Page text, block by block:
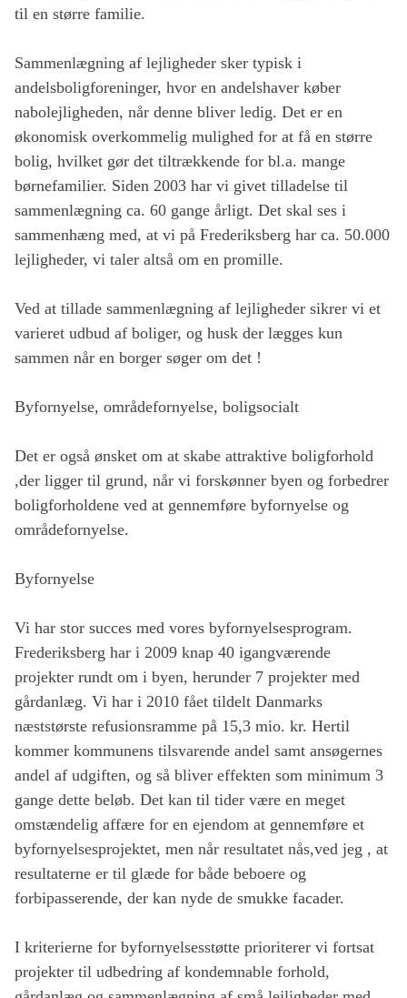
til en større familie.
Sammenlægning af lejligheder sker typisk i
andelsboligforeninger, hvor en andelshaver køber
nabolejligheden, når denne bliver ledig. Det er en
økonomisk overkommelig mulighed for at få en større
bolig, hvilket gør det tiltrækkende for bl.a. mange
børnefamilier. Siden 2003 har vi givet tilladelse til
sammenlægning ca. 60 gange årligt. Det skal ses i
sammenhæng med, at vi på Frederiksberg har ca. 50.000
lejligheder, vi taler altså om en promille.
Ved at tillade sammenlægning af lejligheder sikrer vi et
varieret udbud af boliger, og husk der lægges kun
sammen når en borger søger om det !
Byfornyelse, områdefornyelse, boligsocialt
Det er også ønsket om at skabe attraktive boligforhold
,der ligger til grund, når vi forskønner byen og forbedrer
boligforholdene ved at gennemføre byfornyelse og
områdefornyelse.
Byfornyelse
Vi har stor succes med vores byfornyelsesprogram.
Frederiksberg har i 2009 knap 40 igangværende
projekter rundt om i byen, herunder 7 projekter med
gårdanlæg. Vi har i 2010 fået tildelt Danmarks
næststørste refusionsramme på 15,3 mio. kr. Hertil
kommer kommunens tilsvarende andel samt ansøgernes
andel af udgiften, og så bliver effekten som minimum 3
gange dette beløb. Det kan til tider være en meget
omstændelig affære for en ejendom at gennemføre et
byfornyelsesprojektet, men når resultatet nås,ved jeg , at
resultaterne er til glæde for både beboere og
forbipasserende, der kan nyde de smukke facader.
I kriterierne for byfornyelsesstøtte prioriterer vi fortsat
projekter til udbedring af kondemnable forhold,